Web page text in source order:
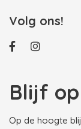
Volg ons!
Blijf
Op de hoogte